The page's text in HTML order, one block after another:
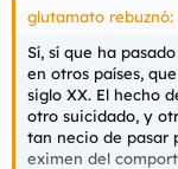
glutamato rebuznó:
Sí, sí que ha
en otros países,
siglo XX. El hecho
otro suicidado, y
tan necio de pasar
eximen del